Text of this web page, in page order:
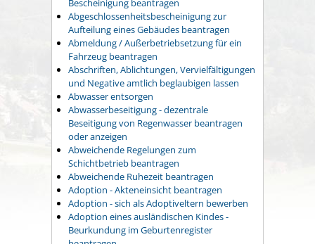
Abgeschlossenheitsbescheinigung zur
Aufteilung eines Gebäudes beantragen
Abmeldung / Außerbetriebsetzung für ein
Fahrzeug beantragen
Abschriften, Ablichtungen, Vervielfältigungen
und Negative amtlich beglaubigen lassen
Abwasser entsorgen
Abwasserbeseitigung - dezentrale
Beseitigung von Regenwasser beantragen
oder anzeigen
Abweichende Regelungen zum
Schichtbetrieb beantragen
Abweichende Ruhezeit beantragen
Adoption - Akteneinsicht beantragen
Adoption - sich als Adoptiveltern bewerben
Adoption eines ausländischen Kindes -
Beurkundung im Geburtenregister